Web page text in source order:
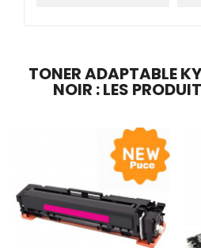
TONER ADAPTABLE
NOIR : LES